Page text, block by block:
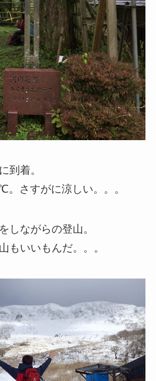
到着。
さすがに涼しい。。。
しながらの登山。
もいいもんだ。。。